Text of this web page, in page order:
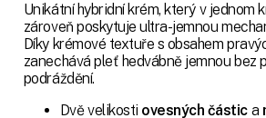
Unikátní hybridní krém, který v jednom
zároveň poskytuje ultra-jemnou
Díky krémové textuře s obsahem
zanechává pleť hedvábně jemnou bez
podráždění.
Dvě velikosti ovesných částic a